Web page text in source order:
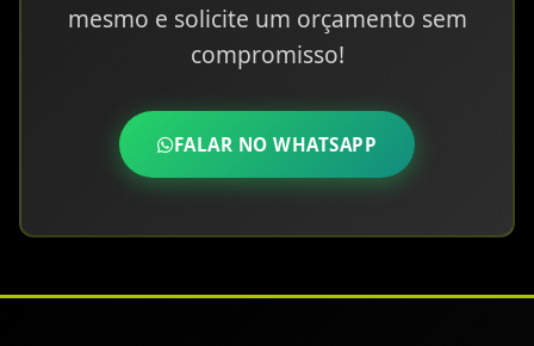
mesmo e solicite um orçamento sem
compromisso!
FALAR NO WHATSAPP